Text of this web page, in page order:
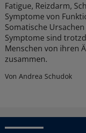
Fatigue, Reizdarm,
Symptome von
Somatische
Symptome sind
Menschen von ihren
zusammen.
Von Andrea Schudok